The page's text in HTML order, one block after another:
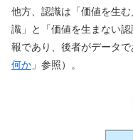
他方、認識は「価値を生
識」と「価値を生まない
報であり、後者がデータで
何か 」参照）。